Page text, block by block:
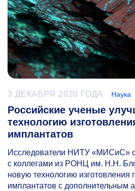
3 ДЕКАБРЯ 2020 ГОДА Наука
Российские ученые
технологию
имплантатов
Исследователи НИТУ «МИСиС»
с коллегами из РОНЦ им. Н.Н.
новую технологию
имплантатов с дополнительным